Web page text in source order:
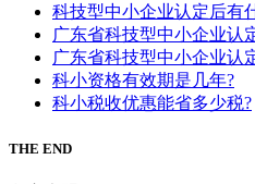
科技型中小企业认定后有
广东省科技型中小企业认
广东省科技型中小企业认
科小资格有效期是几年?
科小税收优惠能省多少税?
THE END